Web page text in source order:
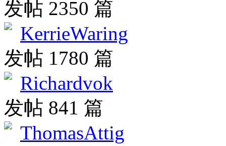
发帖 2350 篇
KerrieWaring
发帖 1780 篇
Richardvok
发帖 841 篇
ThomasAttig